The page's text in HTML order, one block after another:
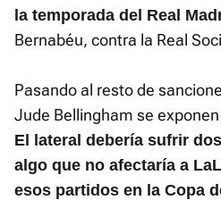
la temporada del Real
Bernabéu, contra la Real
Pasando al resto de
Jude Bellingham se
El lateral debería sufrir
algo que no afectaría a
esos partidos en la Copa